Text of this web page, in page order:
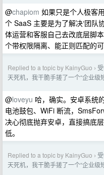
@chapiom 如果只是个人极客
个 SaaS 主要是为了解决‘团队
体运营和客服自己去改底层脚
个带权限隔离、能正则匹配的可
Replied to a topic by KainyGuo ›
天死机，我干脆手搓了一个“企业级
@loveyu 哈，确实。安卓系统
电池鼓包、WiFi 断流，
决心彻底抛弃安卓，直接搞底
低。
Replied to a topic by KainyGuo ›
天死机，我干脆手搓了一个“企业级